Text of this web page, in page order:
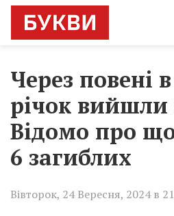
Через повені
річок вийшли
Відомо про
6 загиблих
Вівторок, 24 Вересня, 2024 в